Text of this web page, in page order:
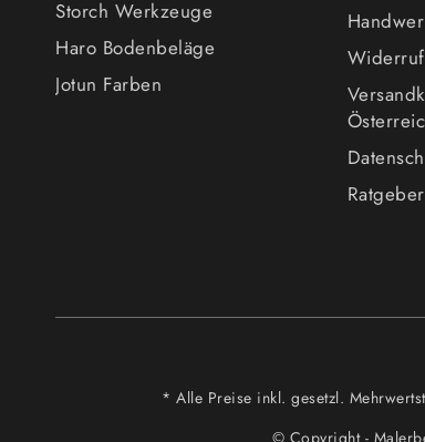
Storch Werkzeuge
Haro Bodenbeläge
Jotun Farben
Ratgeber
* Alle Preise inkl. gesetzl.